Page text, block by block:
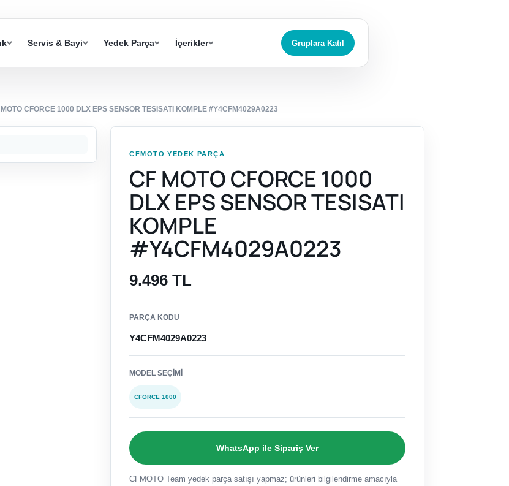
Servis & Bayi Yedek Parça İçerikler Gruplara Katıl
CFORCE 1000 DLX EPS SENSOR TESISATI KOMPLE #Y4CFM4029A0223
CFMOTO YEDEK PARÇA
CF MOTO CFORCE 1000
DLX EPS SENSOR TESISATI
KOMPLE
#Y4CFM4029A0223
9.496 TL
PARÇA KODU
Y4CFM4029A0223
MODEL SEÇIMI
CFORCE 1000
WhatsApp ile Sipariş Ver
CFMOTO Team yedek parça satışı yapmaz; ürünleri bilgilendirme amacıyla